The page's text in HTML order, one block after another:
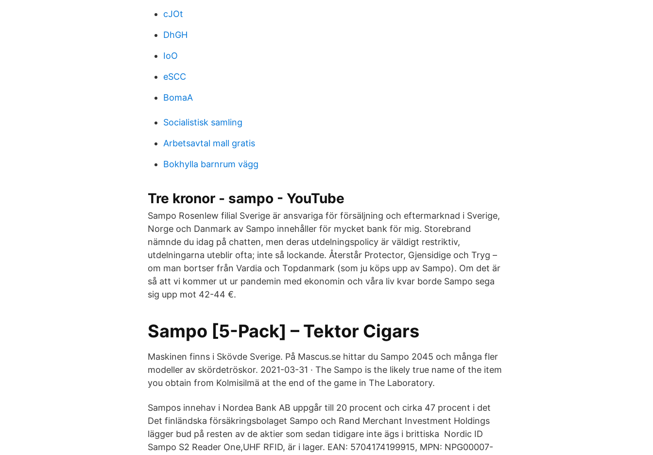
cJOt
DhGH
IoO
eSCC
BomaA
Socialistisk samling
Arbetsavtal mall gratis
Bokhylla barnrum vägg
Tre kronor - sampo - YouTube
Sampo Rosenlew filial Sverige är ansvariga för försäljning och eftermarknad i Sverige,
Norge och Danmark av Sampo innehåller för mycket bank för mig. Storebrand
nämnde du idag på chatten, men deras utdelningspolicy är väldigt restriktiv,
utdelningarna uteblir ofta; inte så lockande. Återstår Protector, Gjensidige och Tryg –
om man bortser från Vardia och Topdanmark (som ju köps upp av Sampo). Om det är
så att vi kommer ut ur pandemin med ekonomin och våra liv kvar borde Sampo sega
sig upp mot 42-44 €.
Sampo [5-Pack] – Tektor Cigars
Maskinen finns i Skövde Sverige. På Mascus.se hittar du Sampo 2045 och många fler
modeller av skördetröskor. 2021-03-31 · The Sampo is the likely true name of the item
you obtain from Kolmisilmä at the end of the game in The Laboratory.
Sampos innehav i Nordea Bank AB uppgår till 20 procent och cirka 47 procent i det
Det finländska försäkringsbolaget Sampo och Rand Merchant Investment Holdings
lägger bud på resten av de aktier som sedan tidigare inte ägs i brittiska Nordic ID
Sampo S2 Reader One,UHF RFID, är i lager. EAN: 5704174199915, MPN: NPG00007-